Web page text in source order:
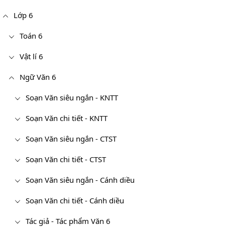
Lớp 6
Toán 6
Vật lí 6
Ngữ Văn 6
Soạn Văn siêu ngắn - KNTT
Soạn Văn chi tiết - KNTT
Soạn Văn siêu ngắn - CTST
Soạn Văn chi tiết - CTST
Soạn Văn siêu ngắn - Cánh diều
Soạn Văn chi tiết - Cánh diều
Tác giả - Tác phẩm Văn 6